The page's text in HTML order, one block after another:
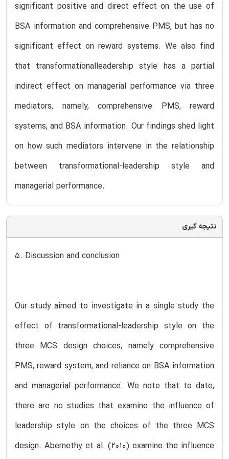
significant positive and direct effect on the use of
BSA information and comprehensive PMS, but has no
significant effect on reward systems. We also find
that transformationalleadership style has a partial
indirect effect on managerial performance via three
mediators, namely, comprehensive PMS, reward
systems, and BSA information. Our findings shed light
on how such mediators intervene in the relationship
between transformational-leadership style and
managerial performance.
نتیجه گیری
5. Discussion and conclusion
Our study aimed to investigate in a single study the
effect of transformational-leadership style on the
three MCS design choices, namely comprehensive
PMS, reward system, and reliance on BSA information
and managerial performance. We note that to date,
there are no studies that examine the influence of
leadership style on the choices of the three MCS
design. Abernethy et al. (2010) examine the influence